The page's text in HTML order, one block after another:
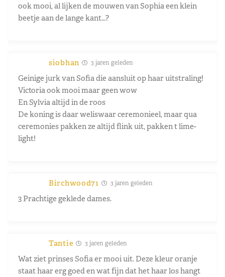
ook mooi, al lijken de mouwen van Sophia een klein
beetje aan de lange kant…?
siobhan 3 jaren geleden
Geinige jurk van Sofia die aansluit op haar uitstraling!
Victoria ook mooi maar geen wow
En Sylvia altijd in de roos
De koning is daar weliswaar ceremonieel, maar qua
ceremonies pakken ze altijd flink uit, pakken t lime-
light!
Birchwood71 3 jaren geleden
3 Prachtige geklede dames.
Tantie 3 jaren geleden
Wat ziet prinses Sofia er mooi uit. Deze kleur oranje
staat haar erg goed en wat fijn dat het haar los hangt